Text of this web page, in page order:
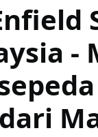
-